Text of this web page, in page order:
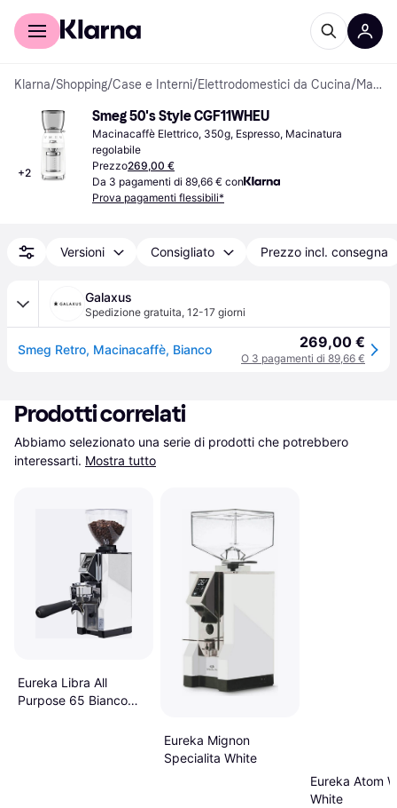
Per il tuo shopping
Klarna/Shopping/Case e Interni/Elettrodomestici da Cucina/ Macinacaffè
+2
Smeg 50's Style CGF11WHEU
Macinacaffè Elettrico, 350g, Espresso, Macinatura
regolabile
Prezzo269,00 €
Da 3 pagamenti di 89,66 € con
Prova pagamenti flessibili*
Versioni Consigliato Prezzo incl. consegna
Galaxus
Spedizione gratuita, 12-17 giorni
Smeg Retro, Macinacaffè, Bianco 269,00 €
O 3 pagamenti di 89,66 €
Prodotti correlati
Abbiamo selezionato una serie di prodotti che potrebbero
interessarti. Mostra tutto
Eureka Libra All
Purpose 65 Bianco
Eureka Mignon
Specialita White
Eureka Atom
White